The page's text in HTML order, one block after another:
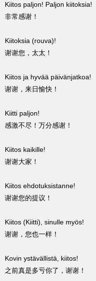
Kiitos paljon! Paljon kiitoksia!
非常感谢！
Kiitoksia (rouva)!
谢谢您，太太！
Kiitos ja hyvää päivänjatkoa!
谢谢，来日愉快！
Kiitti paljon!
感激不尽！万分感谢！
Kiitos kaikille!
谢谢大家！
Kiitos ehdotuksistanne!
谢谢您的提议！
Kiitos (Kiitti), sinulle myös!
谢谢，您也一样！
Kovin ystävällistä, kiitos!
之前真是多亏你了，谢谢！